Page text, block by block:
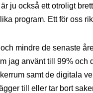
ju också ett otroligt
program. Ett för oss
mindre de senaste
jag använt till 99%
samt de digitala
till eller tar bort